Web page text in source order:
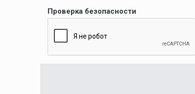
Проверка безопасности